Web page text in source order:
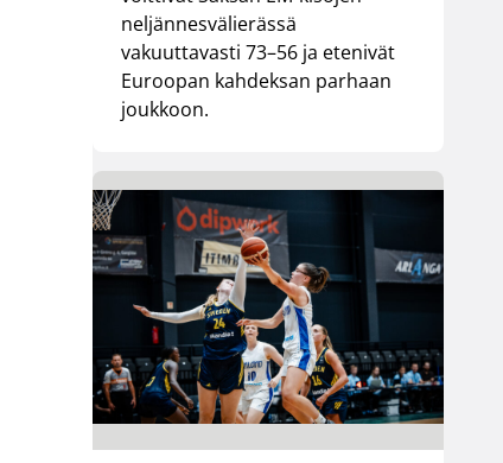
neljännesvälierässä
vakuuttavasti 73–56 ja etenivät
Euroopan kahdeksan parhaan
joukkoon.